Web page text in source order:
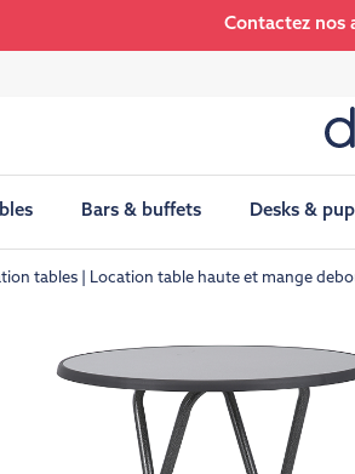
Contactez nos
Bars & buffets Desks &
tables Location table haute et mange